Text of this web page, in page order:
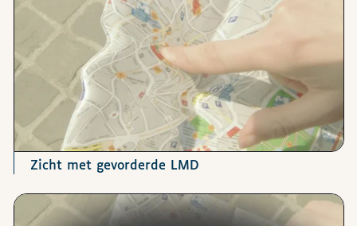
Zicht met gevorderde LMD